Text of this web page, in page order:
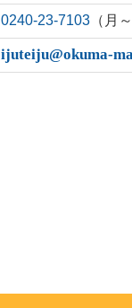
0240-23-7103 （月
ijuteiju@okuma-